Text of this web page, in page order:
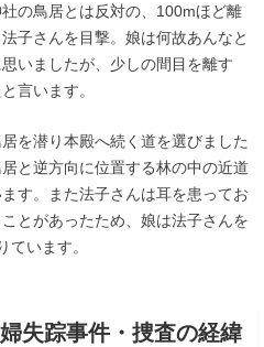
の鳥居とは反対の、100mほど離
子さんを目撃。娘は何故あんなと
いましたが、少しの間目を離す
言います。
を潜り本殿へ続く道を選びました
と逆方向に位置する林の中の近道
す。また法子さんは耳を患ってお
とがあったため、娘は法子さんを
ています。
失踪事件・捜査の経緯